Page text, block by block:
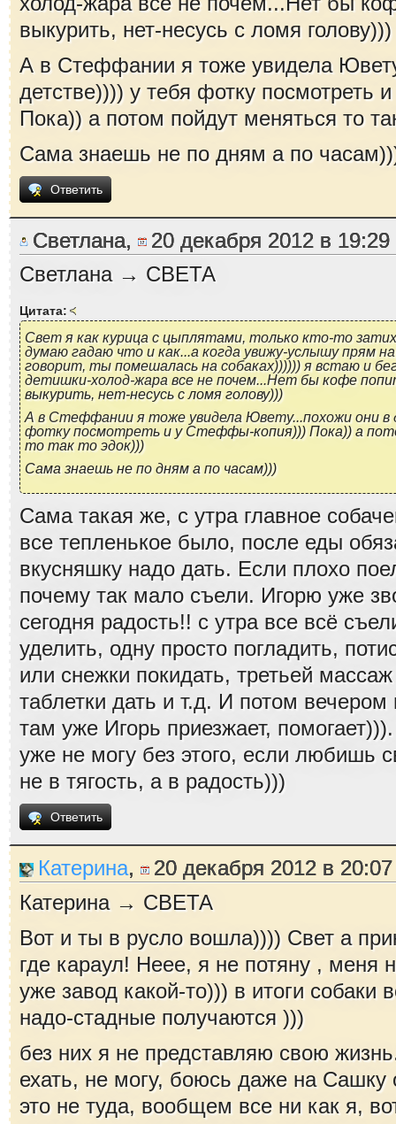
выкурить, нет-несусь с ломя голову)))
А в Стеффании я тоже увидела
детстве)))) у тебя фотку
Пока)) а потом пойдут меняться то
Сама знаешь не по дням а по
Ответить
Светлана,
20 декабря 2012 в 19:29
Светлана → СВЕТА
Цитата:
Свет я как курица с цыплятами, только кто-то
думаю гадаю что и как...а когда увижу-услышу прям
говорит, ты помешалась на собаках)))))) я встаю и
детишки-холод-жара все не почем...Нет бы кофе
выкурить, нет-несусь с ломя голову)))
А в Стеффании я тоже увидела Ювету...похожи они в
фотку посмотреть и у Стеффы-копия))) Пока)) а
то так то эдок)))
Сама знаешь не по дням а по часам)))
Сама такая же, с утра главное
все тепленькое было, после еды
вкусняшку надо дать. Если плохо
почему так мало съели. Игорю уже
сегодня радость!! с утра все всё
уделить, одну просто погладить,
или снежки покидать, третьей
таблетки дать и т.д. И потом
там уже Игорь приезжает,
уже не могу без этого, если любишь
не в тягость, а в радость)))
Ответить
Катерина,
20 декабря 2012 в 20:07
Катерина → СВЕТА
Вот и ты в русло вошла)))) Свет а
где караул! Неее, я не потяну , меня
уже завод какой-то))) в итоги собаки
надо-стадные получаются )))
без них я не представляю свою
ехать, не могу, боюсь даже на Сашку
это не туда, вообщем все ни как я,